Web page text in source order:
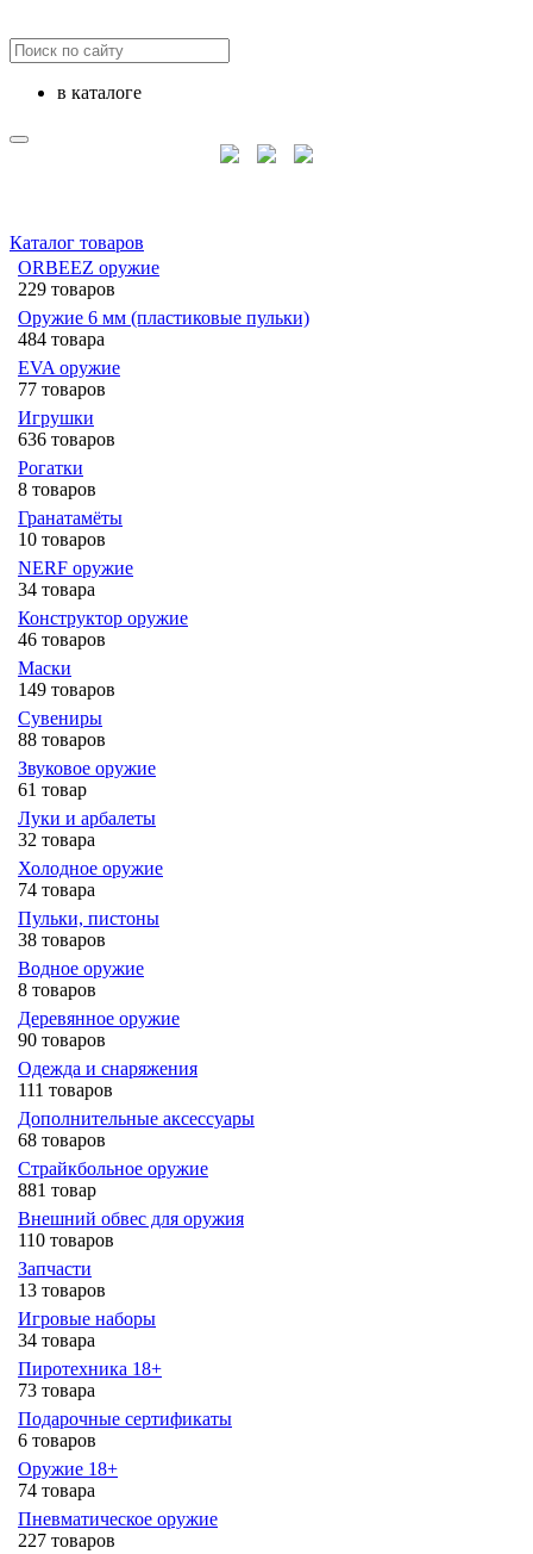
в каталоге
Каталог товаров
ORBEEZ оружие
229 товаров
Оружие 6 мм (пластиковые пульки)
484 товара
EVA оружие
77 товаров
Игрушки
636 товаров
Рогатки
8 товаров
Гранатамёты
10 товаров
NERF оружие
34 товара
Конструктор оружие
46 товаров
Маски
149 товаров
Сувениры
88 товаров
Звуковое оружие
61 товар
Луки и арбалеты
32 товара
Холодное оружие
74 товара
Пульки, пистоны
38 товаров
Водное оружие
8 товаров
Деревянное оружие
90 товаров
Одежда и снаряжения
111 товаров
Дополнительные аксессуары
68 товаров
Страйкбольное оружие
881 товар
Внешний обвес для оружия
110 товаров
Запчасти
13 товаров
Игровые наборы
34 товара
Пиротехника 18+
73 товара
Подарочные сертификаты
6 товаров
Оружие 18+
74 товара
Пневматическое оружие
227 товаров